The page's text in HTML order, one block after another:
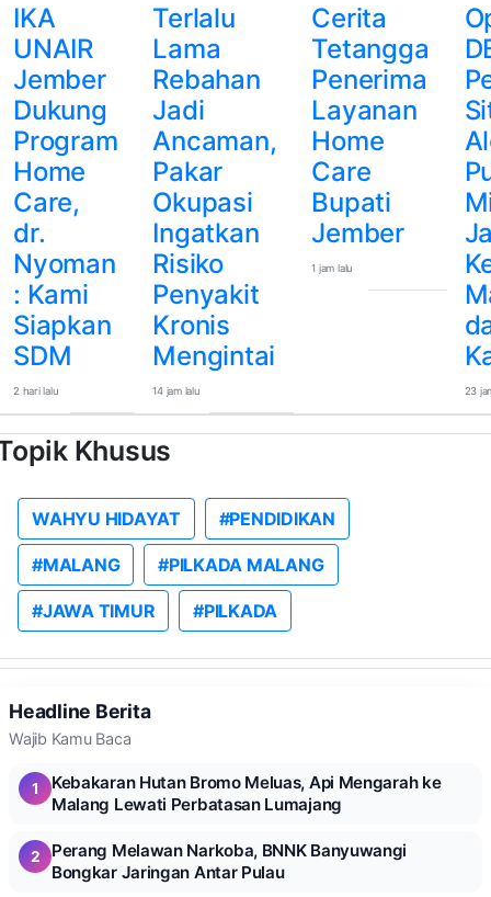
IKA
UNAIR
Jember
Dukung
Program
Home
Care,
dr.
Nyoman
: Kami
Siapkan
SDM
2 hari lalu
Terlalu
Lama
Rebahan
Jadi
Ancaman,
Pakar
Okupasi
Ingatkan
Risiko
Penyakit
Kronis
Mengintai
14 jam lalu
Cerita
Tetangga
Penerima
Layanan
Home
Care
Bupati
Jember
1 jam lalu
23
Khusus
WAHYU HIDAYAT #PENDIDIKAN
#MALANG #PILKADA MALANG
#JAWA TIMUR #PILKADA
Headline Berita
Wajib Kamu Baca
1
Kebakaran Hutan Bromo Meluas, Api Mengarah ke
Malang Lewati Perbatasan Lumajang
2
Perang Melawan Narkoba, BNNK Banyuwangi
Bongkar Jaringan Antar Pulau